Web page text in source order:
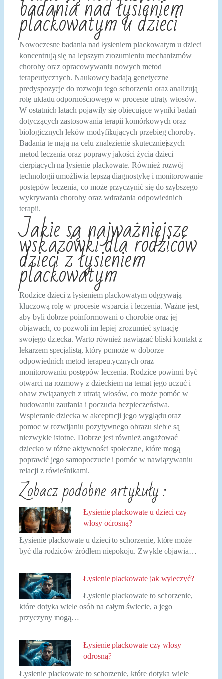
badania nad łysieniem
plackowatym u dzieci
Nowoczesne badania nad łysieniem plackowatym u dzieci
koncentrują się na lepszym zrozumieniu mechanizmów
choroby oraz opracowywaniu nowych metod
terapeutycznych. Naukowcy badają genetyczne
predyspozycje do rozwoju tego schorzenia oraz analizują
rolę układu odpornościowego w procesie utraty włosów.
W ostatnich latach pojawiły się obiecujące wyniki badań
dotyczących zastosowania terapii komórkowych oraz
biologicznych leków modyfikujących przebieg choroby.
Badania te mają na celu znalezienie skuteczniejszych
metod leczenia oraz poprawy jakości życia dzieci
cierpiących na łysienie plackowate. Również rozwój
technologii umożliwia lepszą diagnostykę i monitorowanie
postępów leczenia, co może przyczynić się do szybszego
wykrywania choroby oraz wdrażania odpowiednich
terapii.
Jakie są najważniejsze
wskazówki dla rodziców
dzieci z łysieniem
plackowatym
Rodzice dzieci z łysieniem plackowatym odgrywają
kluczową rolę w procesie wsparcia i leczenia. Ważne jest,
aby byli dobrze poinformowani o chorobie oraz jej
objawach, co pozwoli im lepiej zrozumieć sytuację
swojego dziecka. Warto również nawiązać bliski kontakt z
lekarzem specjalistą, który pomoże w doborze
odpowiednich metod terapeutycznych oraz
monitorowaniu postępów leczenia. Rodzice powinni być
otwarci na rozmowy z dzieckiem na temat jego uczuć i
obaw związanych z utratą włosów, co może pomóc w
budowaniu zaufania i poczucia bezpieczeństwa.
Wspieranie dziecka w akceptacji jego wyglądu oraz
pomoc w rozwijaniu pozytywnego obrazu siebie są
niezwykle istotne. Dobrze jest również angażować
dziecko w różne aktywności społeczne, które mogą
poprawić jego samopoczucie i pomóc w nawiązywaniu
relacji z rówieśnikami.
Zobacz podobne artykuły :
Łysienie plackowate u dzieci czy
włosy odrosną?
Łysienie plackowate u dzieci to schorzenie, które może
być dla rodziców źródłem niepokoju. Zwykle objawia…
Łysienie plackowate jak wyleczyć?
Łysienie plackowate to schorzenie,
które dotyka wiele osób na całym świecie, a jego
przyczyny mogą…
Łysienie plackowate czy włosy
odrosną?
Łysienie plackowate to schorzenie, które dotyka wiele